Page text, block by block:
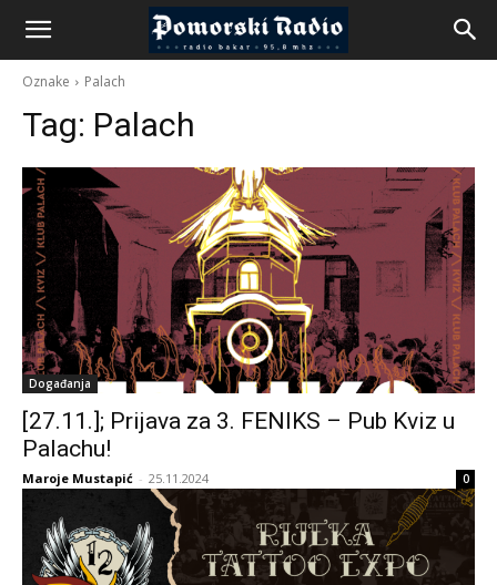
Oznake Palach
Tag: Palach
Događanja
[27.11.]; Prijava za 3. FENIKS – Pub Kviz u
Palachu!
Maroje Mustapić - 25.11.2024 0